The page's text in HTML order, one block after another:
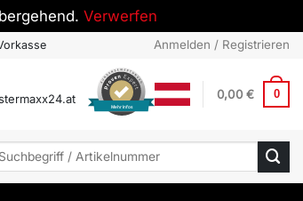
Verwerfen
Anmelden / Registrieren
Mehr Infos
0,00€ 0